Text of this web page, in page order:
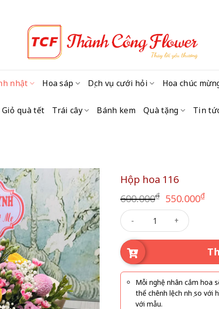
nhật Hoa sáp Dịch vụ cưới hỏi Hoa chúc
Giỏ quà tết Trái cây Bánh kem Quà tặng Tin
Hộp hoa 116
600.000₫ Giá
gốc
là:
600.000₫.
550.000₫Giá
Hộp hoa 116 số lượng
Mỗi nghệ nhân cắm hoa
thể chênh lệch nhẹ so với
với mẫu.